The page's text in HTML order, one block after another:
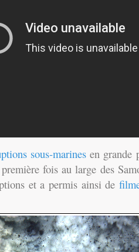
sous-marines en grande
fois au large des
et a permis ainsi de